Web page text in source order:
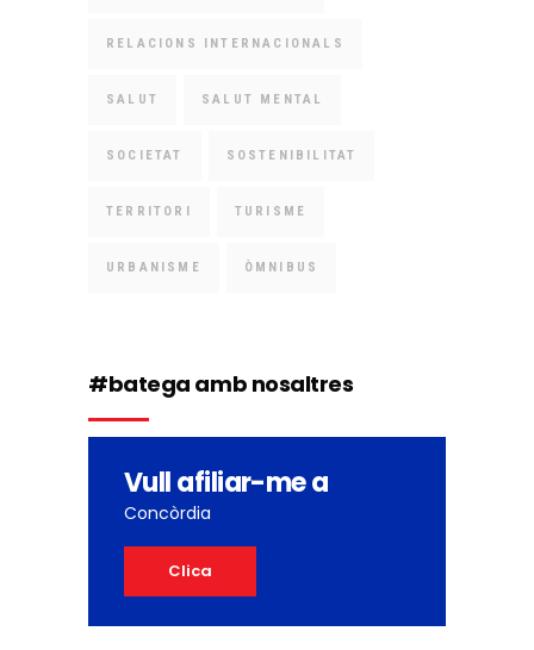
RELACIONS INTERNACIONALS
SALUT SALUT MENTAL
SOCIETAT SOSTENIBILITAT
TERRITORI TURISME
URBANISME ÒMNIBUS
#batega amb nosaltres
Vull afiliar-me a
Concòrdia
Clica